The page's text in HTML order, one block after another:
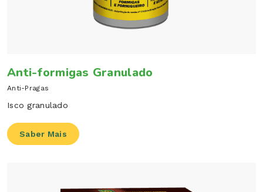
Anti-formigas Granulado
Anti-Pragas
Isco granulado
Saber Mais